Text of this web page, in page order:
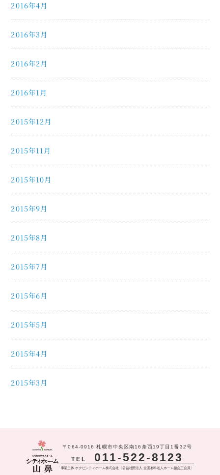
2016年4月
2016年3月
2016年2月
2016年1月
2015年12月
2015年11月
2015年10月
2015年9月
2015年8月
2015年7月
2015年6月
2015年5月
2015年4月
2015年3月
〒064-0916 札幌市中央区南16条西19丁目1番32号
TEL 011-522-8123
事業主体 ホクビシティホーム株式会社〈公益社団法人 全国有料老人ホーム協会正会員〉